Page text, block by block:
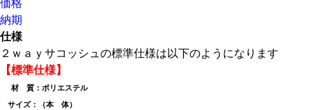
価格
納期
仕様
２ｗａｙサコッシュの標準仕様は以下のようになります
【標準仕様】
材 質：ポリエステル
サイズ：（本 体）